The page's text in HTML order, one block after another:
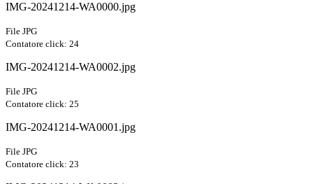
IMG-20241214-WA0000.jpg
File JPG
Contatore click: 24
IMG-20241214-WA0002.jpg
File JPG
Contatore click: 25
IMG-20241214-WA0001.jpg
File JPG
Contatore click: 23